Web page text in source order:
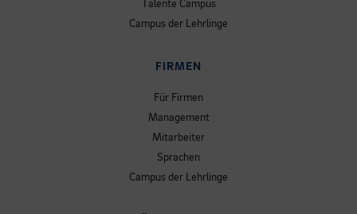
Talente Campus
Campus der Lehrlinge
FIRMEN
Für Firmen
Management
Mitarbeiter
Sprachen
Campus der Lehrlinge